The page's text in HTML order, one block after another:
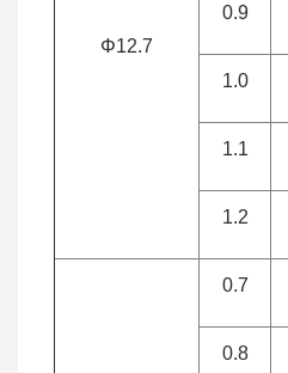
Φ12.7
0.9
1.0
1.1
1.2
0.7
0.8